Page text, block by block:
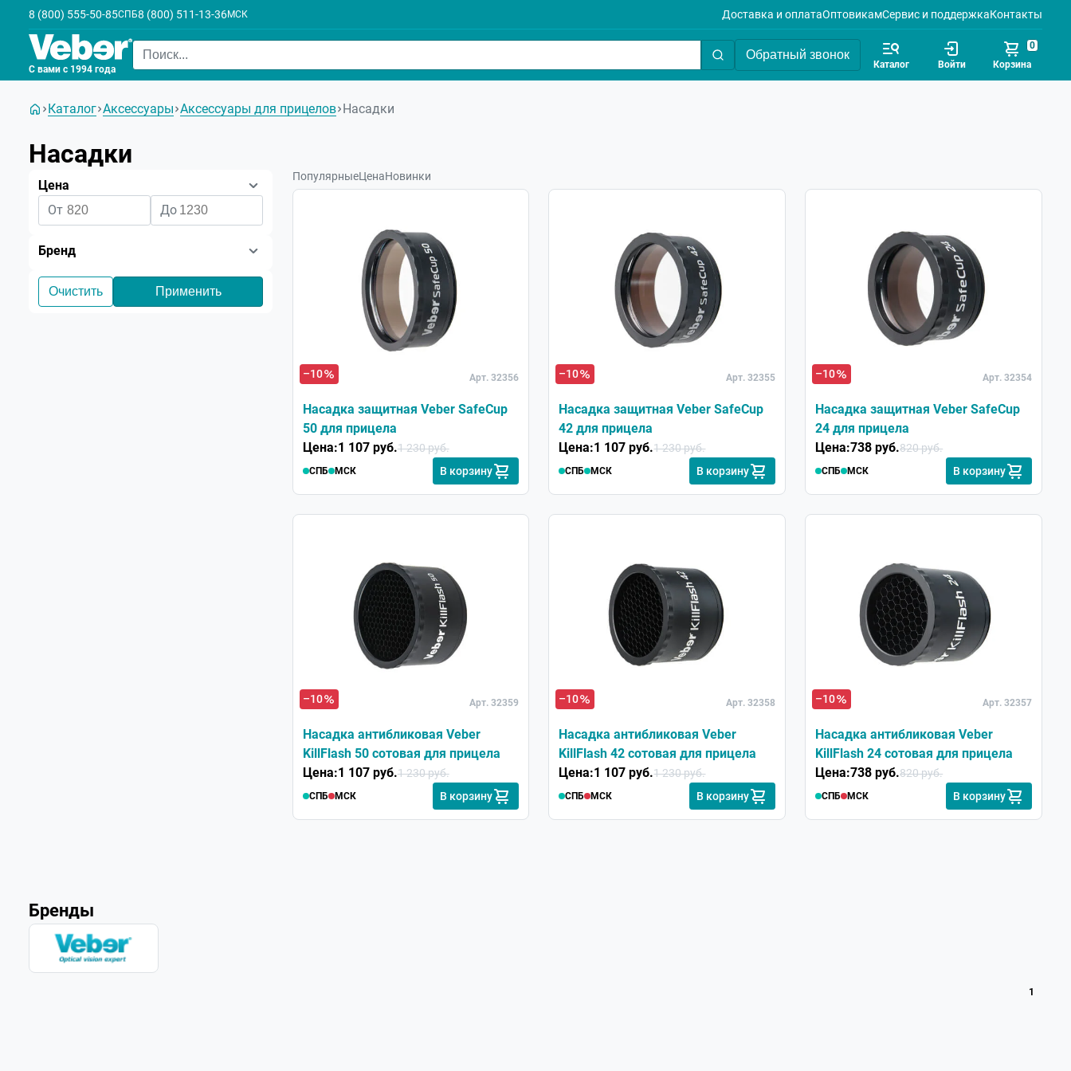
8 (800) 555-50-85СПБ8 (800) 511-13-36МСК Доставка и оплатаОптовикамСервис и поддержкаКонтакты
С вами с 1994 года
Обратный звонок
Каталог Войти Корзина
0
Каталог Аксессуары Аксессуары для прицелов Насадки
Насадки
Цена
От
До
Бренд
ПопулярныеЦенаНовинки
–10 Арт. 32356
Насадка защитная Veber SafeCup
50 для прицела
Цена:1 107 руб.1 230 руб.
СПБ МСК В корзину
–10 Арт. 32355
Насадка защитная Veber SafeCup
42 для прицела
Цена:1 107 руб.1 230 руб.
СПБ МСК В корзину
–10 Арт. 32354
Насадка защитная Veber SafeCup
24 для прицела
Цена:738 руб.820 руб.
СПБ МСК В корзину
–10 Арт. 32359
Насадка антибликовая Veber
KillFlash 50 сотовая для прицела
Цена:1 107 руб.1 230 руб.
СПБ МСК В корзину
–10 Арт. 32358
Насадка антибликовая Veber
KillFlash 42 сотовая для прицела
Цена:1 107 руб.1 230 руб.
СПБ МСК В корзину
–10 Арт. 32357
Насадка антибликовая Veber
KillFlash 24 сотовая для прицела
Цена:738 руб.820 руб.
СПБ МСК В корзину
Бренды
1